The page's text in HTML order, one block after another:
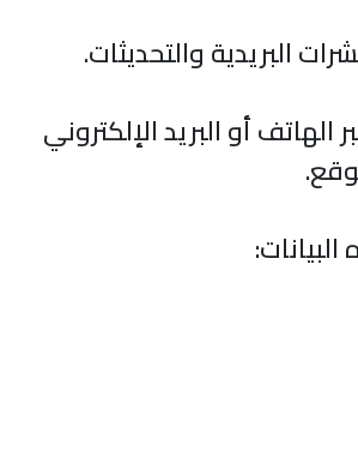
البريدية والتحديثات.
الهاتف أو البريد الإلكتروني